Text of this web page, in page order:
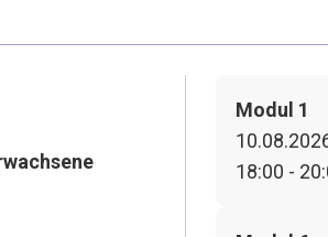
Modul 1
18:00 -